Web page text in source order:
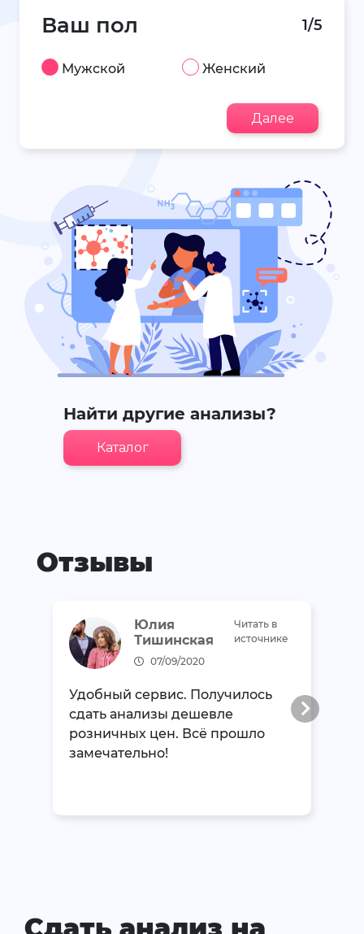
Ваш пол 1/5
Мужской Женский
Далее
Найти другие анализы?
Каталог
Отзывы
Юлия
Тишинская
07/09/2020
Читать в
источнике
Удобный сервис. Получилось
сдать анализы дешевле
розничных цен. Всё прошло
замечательно!
Сдать анализ на